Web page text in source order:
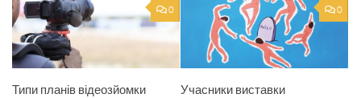
0
Типи планів відеозйомки
0
Учасники виставки